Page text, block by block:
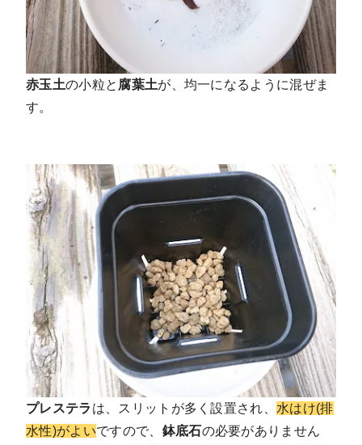
赤玉土の小粒と 腐葉土が、均一になるように混ぜま
す。
プレステラ は、スリットが多く設置され、 水はけ(排
水性)がよいですので、 鉢底石の必要がありません